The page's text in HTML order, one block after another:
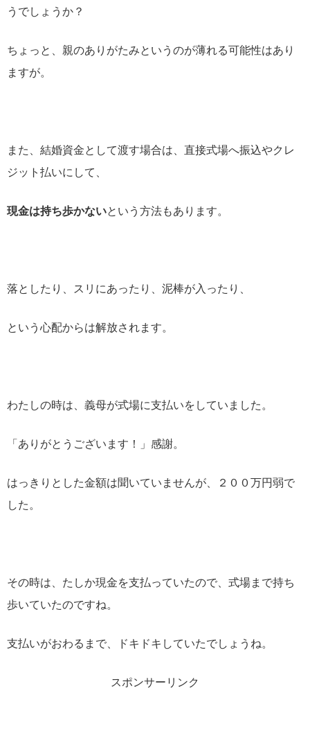
うでしょうか？
ちょっと、親のありがたみというのが薄れる可能性はあり
ますが。
また、結婚資金として渡す場合は、 直接式場へ振込やクレ
ジット払いにして、
現金は持ち歩かないという方法もあります。
落としたり、スリにあったり、泥棒が入ったり、
という心配からは解放されます。
わたしの時は、義母が式場に支払いをしていました。
「ありがとうございます！」感謝。
はっきりとした金額は聞いていませんが、２００万円弱で
した。
その時は、たしか現金を支払っていたので、式場まで持ち
歩いていたのですね。
支払いがおわるまで、ドキドキしていたでしょうね。
スポンサーリンク